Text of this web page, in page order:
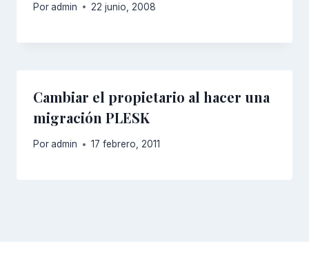
Poradmin 22 junio, 2008
Cambiar el propietario al hacer una
migración PLESK
Poradmin 17 febrero, 2011